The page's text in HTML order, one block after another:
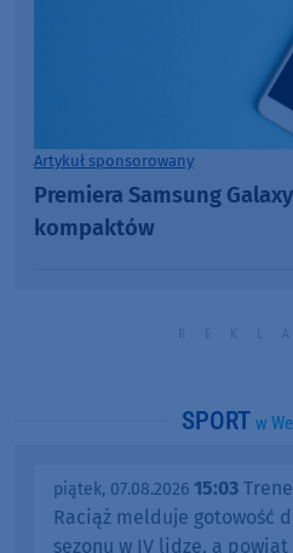
Artykuł sponsorowany
Premiera Samsung
kompaktów
SPORT w
piątek, 07.08.2026 15:03
Raciąż melduje gotowość
sezonu w IV lidze, a